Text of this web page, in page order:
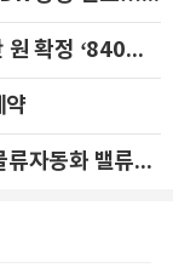
자율주행 AI 스트라드비젼, 공모가 1.2만 원 확정 ‘840억 수혈’
약
클로봇, 두산로지스틱스솔루션 인수로 물류자동화 밸류체인 확장 추진 - IBK투자증권